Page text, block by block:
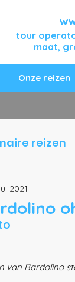
tour
maat,
Onze reizen
reizen
2021
van Bardolino